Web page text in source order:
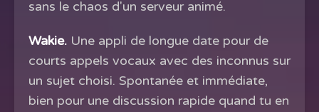
sans le chaos d'un serveur animé.
Wakie. Une appli de longue date pour de
courts appels vocaux avec des inconnus sur
un sujet choisi. Spontanée et immédiate,
bien pour une discussion rapide quand tu en